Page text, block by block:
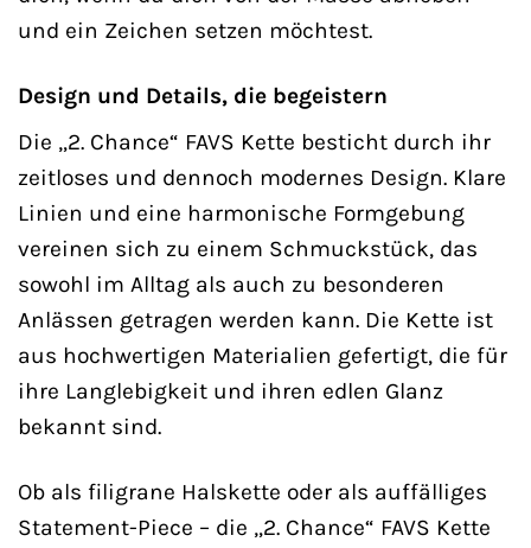
und ein Zeichen setzen möchtest.
Design und Details, die begeistern
Die „2. Chance“ FAVS Kette besticht durch ihr
zeitloses und dennoch modernes Design. Klare
Linien und eine harmonische Formgebung
vereinen sich zu einem Schmuckstück, das
sowohl im Alltag als auch zu besonderen
Anlässen getragen werden kann. Die Kette ist
aus hochwertigen Materialien gefertigt, die für
ihre Langlebigkeit und ihren edlen Glanz
bekannt sind.
Ob als filigrane Halskette oder als auffälliges
Statement-Piece – die „2. Chance“ FAVS Kette